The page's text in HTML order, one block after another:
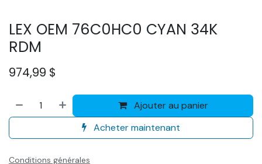
LEX OEM 76C0HC0 CYAN 34K
RDM
974,99 $
Ajouter au panier
Acheter maintenant
Conditions générales